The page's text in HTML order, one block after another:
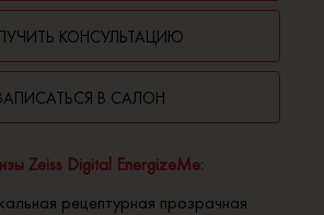
Zeiss Digital EnergizeMe:
рецептурная прозрачная
КОНСУЛЬТАЦИЮ
В САЛОН